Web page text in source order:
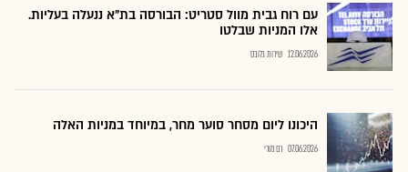
עם רוח גבית מוול סטריט: הבורסה בת"א ננעלה בעליות.
אלו המניות שבלטו
12.06.2026 שירות גלובס
היכונו ליום מסחר סוער מחר, במיוחד במניות האלה
07.06.2026 רם מורי